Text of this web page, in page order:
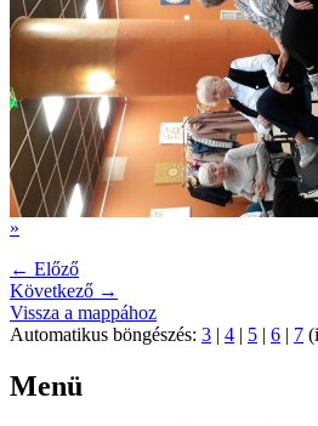
»
← Előző
Következő →
Vissza a mappához
Automatikus böngészés: 3 | 4 | 5 | 6 | 7
Menü